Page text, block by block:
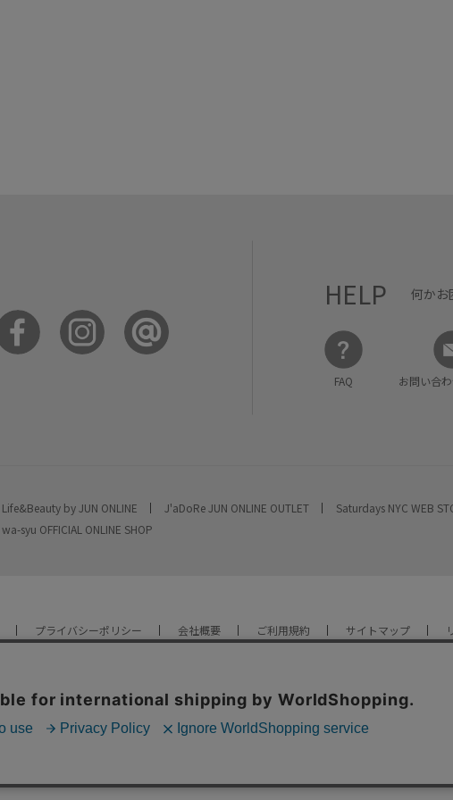
HELP 何かお
FAQ お問い合
Life&Beauty by JUN ONLINE J'aDoRe JUN ONLINE OUTLET Saturdays NYC WEB
wa-syu OFFICIAL ONLINE SHOP
プライバシーポリシー 会社概要 ご利用規約 サイトマップ